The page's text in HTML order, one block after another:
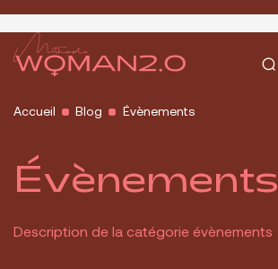
COACHING
QUI SUIS-JE
Accueil Blog Évènements
Évènements
Description de la catégorie évènements